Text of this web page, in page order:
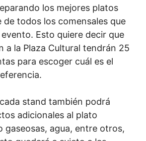
los mejores platos
de todos los comensales que
Esto quiere decir que
a la Plaza Cultural tendrán 25
para escoger cuál es el
stand también podrá
adicionales al plato
gaseosas, agua, entre otros,